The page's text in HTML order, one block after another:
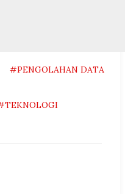
#PENGOLAHAN DATA